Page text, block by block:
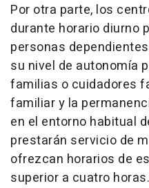
Por otra parte, los
durante horario diurno
personas
su nivel de autonomía
familias o cuidadores
familiar y la
en el entorno habitual
prestarán servicio de
ofrezcan horarios de
superior a cuatro horas.